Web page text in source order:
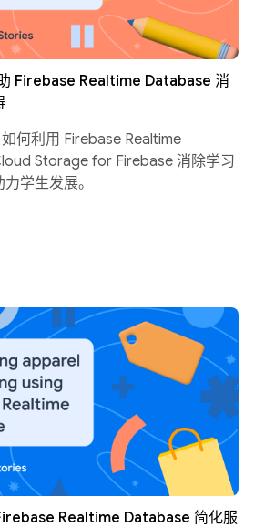
Firebase Realtime Database 消
何利用 Firebase Realtime
Storage for Firebase 消除学习
学生发展。
Realtime Database 简化服